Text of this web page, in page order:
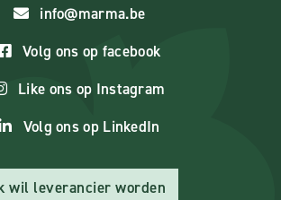
info@marma.be
Volg ons op facebook
Like ons op Instagram
Volg ons op LinkedIn
wil leverancier worden